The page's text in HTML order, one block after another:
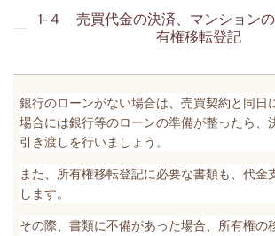
1-４ 売買代金の決済、マンション
有権移転登記
銀行のローンがない場合は、売買契約と同日
場合には銀行等のローンの準備が整ったら、
引き渡しを行いましょう。
また、所有権移転登記に必要な書類も、代金
します。
その際、書類に不備があった場合、所有権の